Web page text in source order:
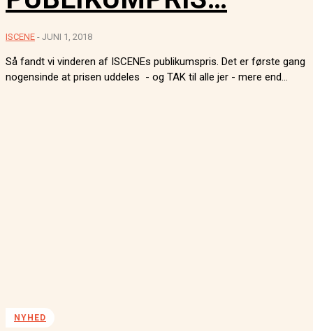
ISCENE - JUNI 1, 2018
Så fandt vi vinderen af ISCENEs publikumspris. Det er første gang
nogensinde at prisen uddeles - og TAK til alle jer - mere end...
NYHED